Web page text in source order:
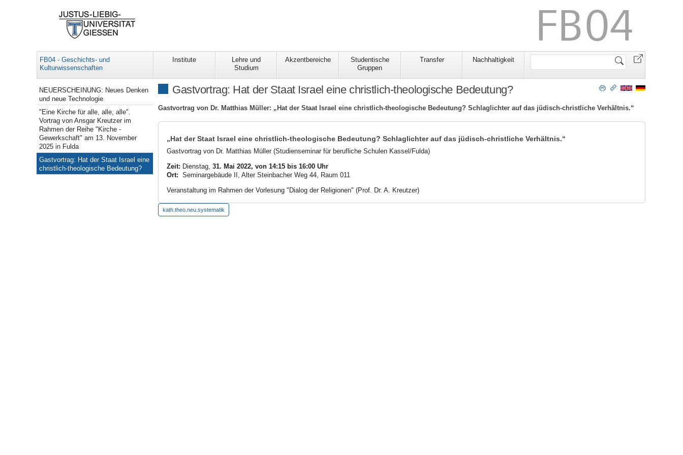
FB04 - Geschichts- und
Kulturwissenschaften
Institute
Lehre und
Studium
Akzentbereiche
Studentische
Gruppen
Transfer Nachhaltigkeit
Website
Gastvortrag: Hat der Staat Israel eine christlich-theologische Bedeutung?
Gastvortrag von Dr. Matthias Müller: „Hat der Staat Israel eine christlich-theologische Bedeutung? Schlaglichter auf das jüdisch-christliche Verhältnis.“
„Hat der Staat Israel eine christlich-theologische Bedeutung? Schlaglichter auf das jüdisch-christliche Verhältnis.“
Gastvortrag von Dr. Matthias Müller (Studienseminar für berufliche Schulen Kassel/Fulda)
Zeit: Dienstag, 31. Mai 2022, von 14:15 bis 16:00 Uhr
Ort: Seminargebäude II, Alter Steinbacher Weg 44, Raum 011
Veranstaltung im Rahmen der Vorlesung "Dialog der Religionen" (Prof. Dr. A. Kreutzer)
kath.theo.neu.systematik
Navigation Institut für Katholische Theologie
NEUERSCHEINUNG: Neues Denken
und neue Technologie
"Eine Kirche für alle, alle, alle".
Vortrag von Ansgar Kreutzer im
Rahmen der Reihe "Kirche -
Gewerkschaft" am 13. November
2025 in Fulda
Gastvortrag: Hat der Staat Israel eine
christlich-theologische Bedeutung?